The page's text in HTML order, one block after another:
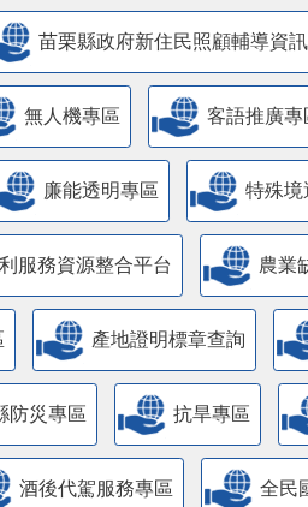
苗栗縣政府新住民照顧輔導資
無人機專區 客語推廣專
廉能透明專區 特殊境
服務資源整合平台 農業
產地證明標章查詢
防災專區 抗旱專區
酒後代駕服務專區 全民